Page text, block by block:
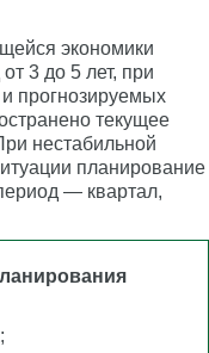
экономики
3 до 5 лет, при
прогнозируемых
текущее
нестабильной
планирование
— квартал,